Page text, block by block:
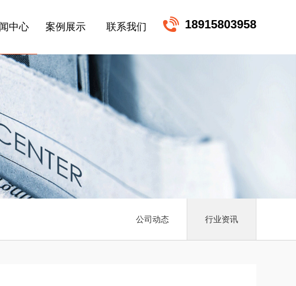
中心 案例展示 联系我们 18915803958
公司动态 行业资讯